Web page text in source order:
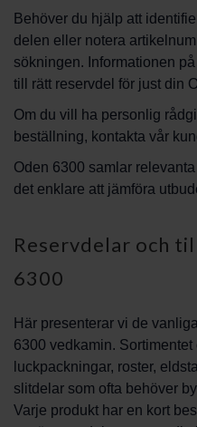
Behöver du hjälp att
delen eller notera
sökningen. Informationen
till rätt reservdel för just din
Om du vill ha personlig
beställning, kontakta vår
Oden 6300 samlar
det enklare att jämföra
Reservdelar och
6300
Här presenterar vi de
6300 vedkamin.
luckpackningar, roster,
slitdelar som ofta behöver
Varje produkt har en kort